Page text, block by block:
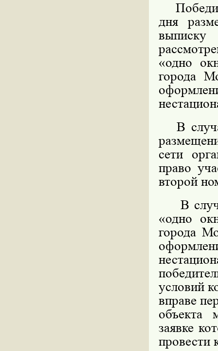
дня
«одно
города
В
сети
право
второй
В
«одно
города
условий
вправе
объекта
заявке
провести